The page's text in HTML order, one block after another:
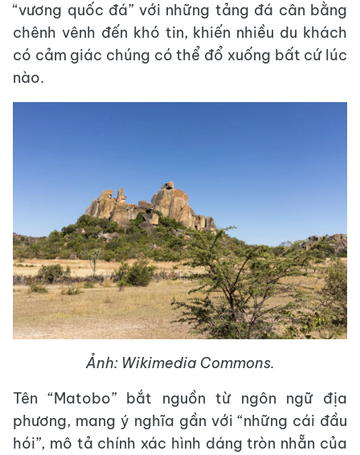
“vương quốc đá” với những tảng đá cân bằng
chênh vênh đến khó tin, khiến nhiều du khách
có cảm giác chúng có thể đổ xuống bất cứ lúc
nào.
Ảnh: Wikimedia Commons.
Tên “Matobo” bắt nguồn từ ngôn ngữ địa
phương, mang ý nghĩa gần với “những cái đầu
hói”, mô tả chính xác hình dáng tròn nhẵn của